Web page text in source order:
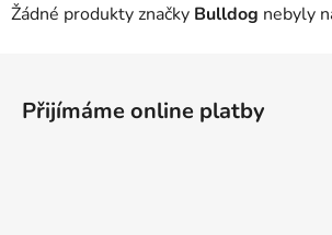
Žádné produkty značky Bulldog nebyly
Přijímáme online platby